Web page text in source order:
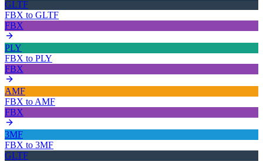
GLTF
FBX to GLTF
FBX
PLY
FBX to PLY
FBX
AMF
FBX to AMF
FBX
3MF
FBX to 3MF
GLTF